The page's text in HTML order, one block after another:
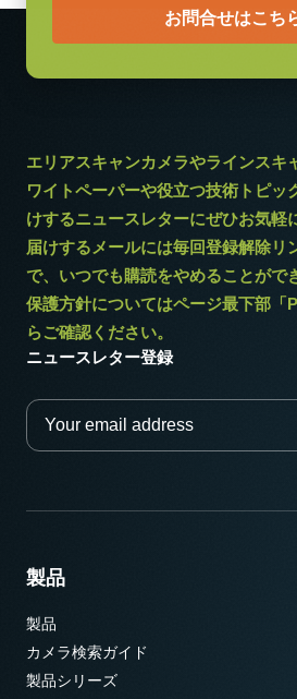
* 12bit出力でお使いになる場合一部の映
お問合せはこち
エリアスキャンカメラやラインスキ
ワイトペーパーや役立つ技術トピッ
けするニュースレターにぜひお気軽
届けするメールには毎回登録解除リ
で、いつでも購読をやめることがで
保護方針についてはページ最下部「
らご確認ください。
ニュースレター登録
製品
製品
カメラ検索ガイド
製品シリーズ